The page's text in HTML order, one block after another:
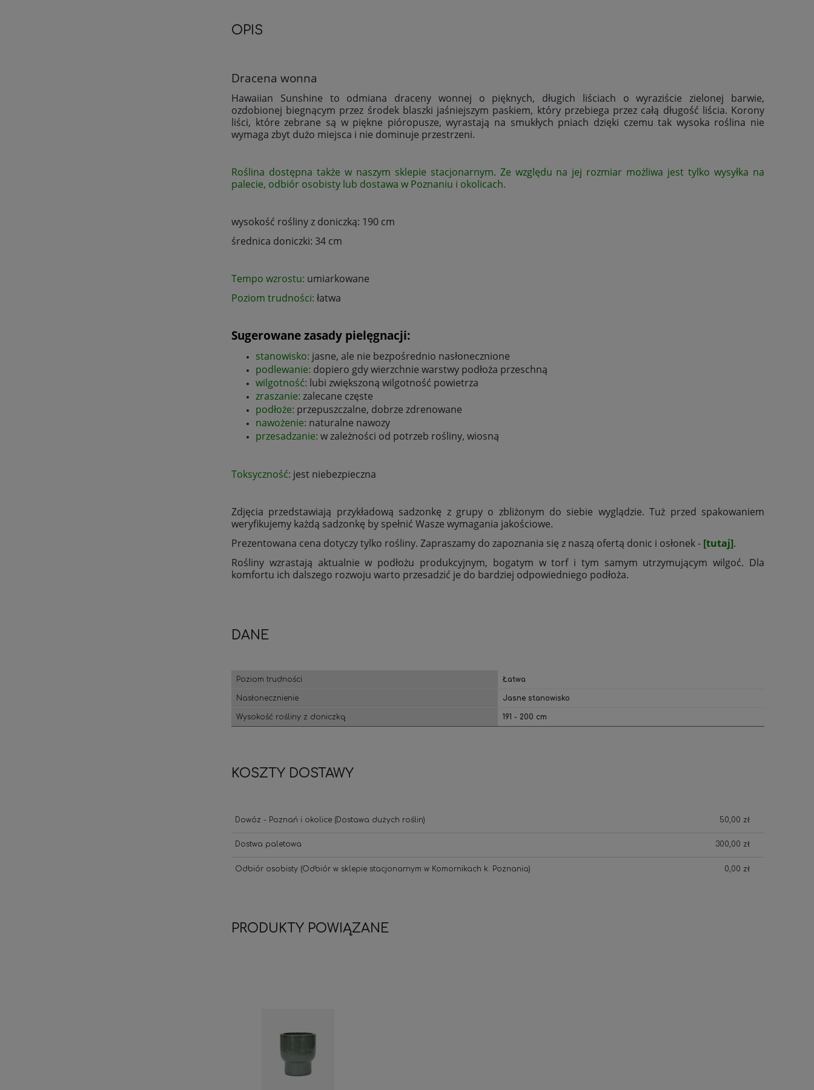
OPIS
Dracena wonna
Hawaiian Sunshine to odmiana draceny wonnej o pięknych, długich liściach o wyraziście zielonej barwie,
ozdobionej biegnącym przez środek blaszki jaśniejszym paskiem, który przebiega przez całą długość liścia. Korony
liści, które zebrane są w piękne pióropusze, wyrastają na smukłych pniach dzięki czemu tak wysoka roślina nie
wymaga zbyt dużo miejsca i nie dominuje przestrzeni.
Roślina dostępna także w naszym sklepie stacjonarnym. Ze względu na jej rozmiar możliwa jest tylko wysyłka na
palecie, odbiór osobisty lub dostawa w Poznaniu i okolicach.
wysokość rośliny z doniczką: 190 cm
średnica doniczki: 34 cm
Tempo wzrostu: umiarkowane
Poziom trudności: łatwa
Sugerowane zasady pielęgnacji:
stanowisko: jasne, ale nie bezpośrednio nasłonecznione
podlewanie: dopiero gdy wierzchnie warstwy podłoża przeschną
wilgotność: lubi zwiększoną wilgotność powietrza
zraszanie: zalecane częste
podłoże: przepuszczalne, dobrze zdrenowane
nawożenie: naturalne nawozy
przesadzanie: w zależności od potrzeb rośliny, wiosną
Toksyczność: jest niebezpieczna
Zdjęcia przedstawiają przykładową sadzonkę z grupy o zbliżonym do siebie wyglądzie. Tuż przed spakowaniem
weryfikujemy każdą sadzonkę by spełnić Wasze wymagania jakościowe.
Prezentowana cena dotyczy tylko rośliny. Zapraszamy do zapoznania się z naszą ofertą donic i osłonek - [tutaj].
Rośliny wzrastają aktualnie w podłożu produkcyjnym, bogatym w torf i tym samym utrzymującym wilgoć. Dla
komfortu ich dalszego rozwoju warto przesadzić je do bardziej odpowiedniego podłoża.
DANE
Poziom trudności Łatwa
Nasłonecznienie Jasne stanowisko
Wysokość rośliny z doniczką 191 - 200 cm
KOSZTY DOSTAWY
Dowóz - Poznań i okolice (Dostawa dużych roślin) 50,00 zł
Dostwa paletowa 300,00 zł
Odbiór osobisty (Odbiór w sklepie stacjonarnym w Komornikach k. Poznania) 0,00 zł
PRODUKTY POWIĄZANE